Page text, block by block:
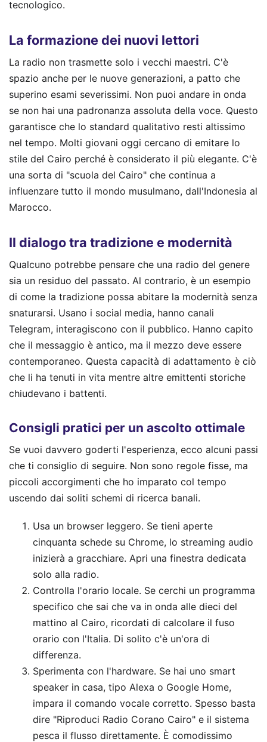
tecnologico.
La formazione dei nuovi lettori
La radio non trasmette solo i vecchi maestri. C'è
spazio anche per le nuove generazioni, a patto che
superino esami severissimi. Non puoi andare in onda
se non hai una padronanza assoluta della voce. Questo
garantisce che lo standard qualitativo resti altissimo
nel tempo. Molti giovani oggi cercano di emitare lo
stile del Cairo perché è considerato il più elegante. C'è
una sorta di "scuola del Cairo" che continua a
influenzare tutto il mondo musulmano, dall'Indonesia al
Marocco.
Il dialogo tra tradizione e modernità
Qualcuno potrebbe pensare che una radio del genere
sia un residuo del passato. Al contrario, è un esempio
di come la tradizione possa abitare la modernità senza
snaturarsi. Usano i social media, hanno canali
Telegram, interagiscono con il pubblico. Hanno capito
che il messaggio è antico, ma il mezzo deve essere
contemporaneo. Questa capacità di adattamento è ciò
che li ha tenuti in vita mentre altre emittenti storiche
chiudevano i battenti.
Consigli pratici per un ascolto ottimale
Se vuoi davvero goderti l'esperienza, ecco alcuni passi
che ti consiglio di seguire. Non sono regole fisse, ma
piccoli accorgimenti che ho imparato col tempo
uscendo dai soliti schemi di ricerca banali.
Usa un browser leggero. Se tieni aperte
cinquanta schede su Chrome, lo streaming audio
inizierà a gracchiare. Apri una finestra dedicata
solo alla radio.
Controlla l'orario locale. Se cerchi un programma
specifico che sai che va in onda alle dieci del
mattino al Cairo, ricordati di calcolare il fuso
orario con l'Italia. Di solito c'è un'ora di
differenza.
Sperimenta con l'hardware. Se hai uno smart
speaker in casa, tipo Alexa o Google Home,
impara il comando vocale corretto. Spesso basta
dire "Riproduci Radio Corano Cairo" e il sistema
pesca il flusso direttamente. È comodissimo